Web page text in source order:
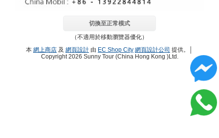
切換至正常模式
（不適用於移動瀏覽器優化）
本 網上商店 及 網頁設計 由 EC Shop City 網頁設計公司 提供。│
Copyright 2026 Sunny Tour (China Hong Kong )Ltd.